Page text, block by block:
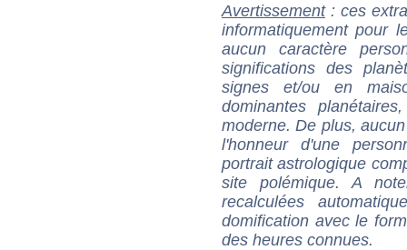
Avertissement: ces
informatiquement pour
aucun caractère
significations des
signes et/ou en
dominantes
moderne. De plus,
l'honneur d'une
portrait astrologique
site polémique. A
recalculées
domification avec le
des heures connues.